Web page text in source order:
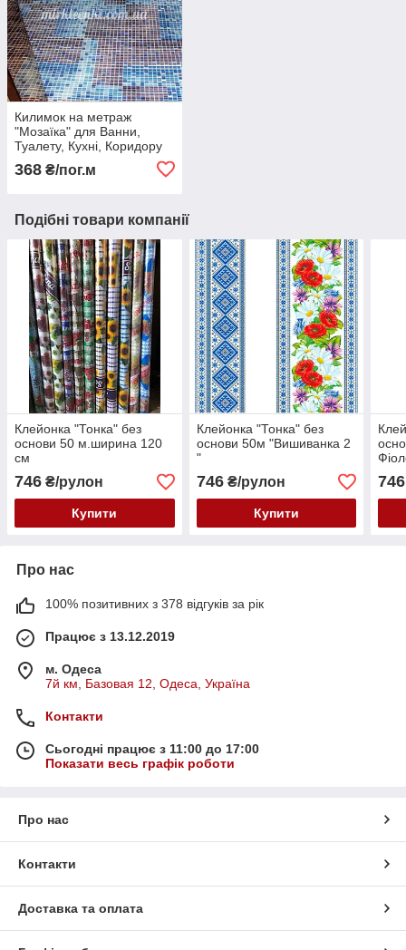
Килимок на метраж
"Мозаїка" для Ванни,
Туалету, Кухні, Коридору
368 ₴/пог.м
Подібні товари компанії
Клейонка "Тонка" без
основи 50 м.ширина 120
см
746 ₴/рулон
Купити
Клейонка "Тонка" без
основи 50м "Вишиванка 2
"
746₴/рулон
Купити
см
746
Про нас
100% позитивних з 378 відгуків за рік
Працює з 13.12.2019
м. Одеса
7й км, Базовая 12, Одеса, Україна
Контакти
Сьогодні працює з 11:00 до 17:00
Показати весь графік роботи
Про нас
Контакти
Доставка та оплата